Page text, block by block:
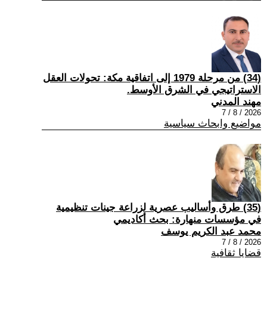
(34) من مرحلة 1979 إلى اتفاقية مكة: تحولات العقل
الاستراتيجي في الشرق الأوسط.
مهند المدني
2026 / 8 / 7
مواضيع وابحاث سياسية
(35) طرق وأساليب عصرية لزراعة جينات تنظيمية
في مؤسسات منهارة: بحث أكاديمي
محمد عبد الكريم يوسف
2026 / 8 / 7
قضايا ثقافية